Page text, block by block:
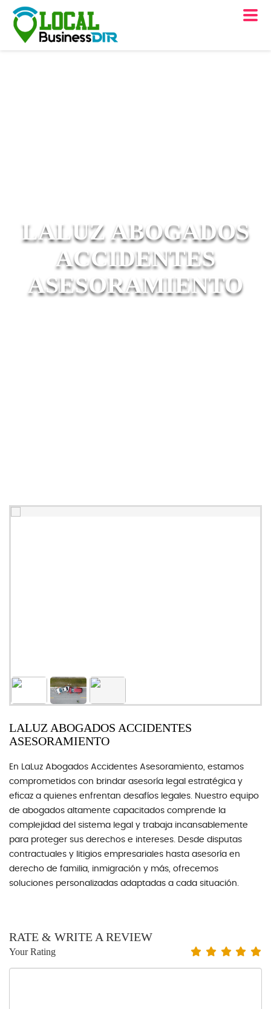
LALUZ ABOGADOS
ACCIDENTES
ASESORAMIENTO
LALUZ ABOGADOS ACCIDENTES
ASESORAMIENTO
En ​LaLuz Abogados Accidentes Asesoramiento, estamos
comprometidos con brindar asesoría legal estratégica y
eficaz a quienes enfrentan desafíos legales. Nuestro equipo
de abogados altamente capacitados comprende la
complejidad del sistema legal y trabaja incansablemente
para proteger sus derechos e intereses. Desde disputas
contractuales y litigios empresariales hasta asesoría en
derecho de familia, inmigración y más, ofrecemos
soluciones personalizadas adaptadas a cada situación.
RATE & WRITE A REVIEW
Your Rating